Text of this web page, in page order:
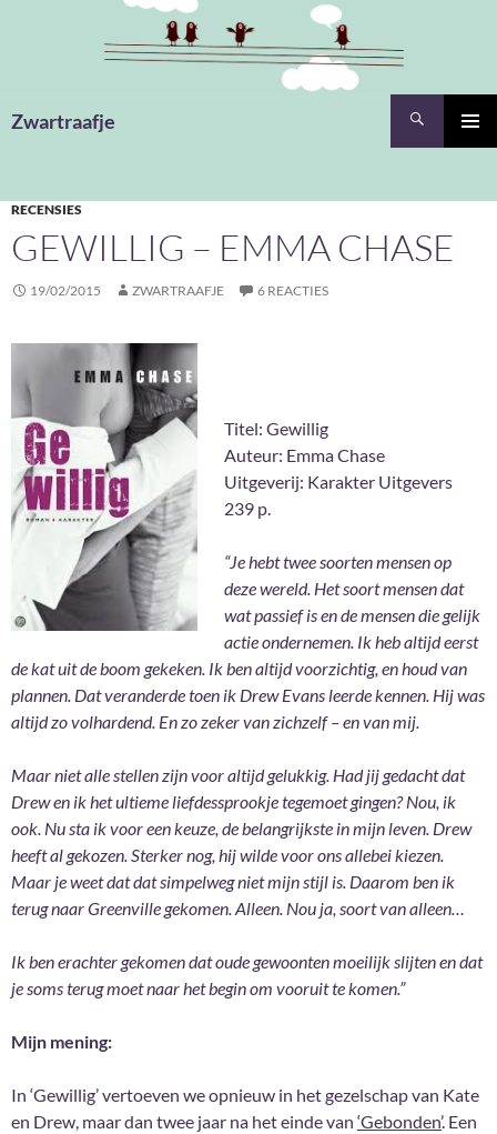
Zwartraafje
RECENSIES
GEWILLIG – EMMA CHASE
19/02/2015 ZWARTRAAFJE 6 REACTIES
Titel: Gewillig
Auteur: Emma Chase
Uitgeverij: Karakter Uitgevers
239 p.
“Je hebt twee soorten mensen op
deze wereld. Het soort mensen dat
wat passief is en de mensen die gelijk
actie ondernemen. Ik heb altijd eerst
de kat uit de boom gekeken. Ik ben altijd voorzichtig, en houd van
plannen. Dat veranderde toen ik Drew Evans leerde kennen. Hij was
altijd zo volhardend. En zo zeker van zichzelf – en van mij.
Maar niet alle stellen zijn voor altijd gelukkig. Had jij gedacht dat
Drew en ik het ultieme liefdessprookje tegemoet gingen? Nou, ik
ook. Nu sta ik voor een keuze, de belangrijkste in mijn leven. Drew
heeft al gekozen. Sterker nog, hij wilde voor ons allebei kiezen.
Maar je weet dat dat simpelweg niet mijn stijl is. Daarom ben ik
terug naar Greenville gekomen. Alleen. Nou ja, soort van alleen…
Ik ben erachter gekomen dat oude gewoonten moeilijk slijten en dat
je soms terug moet naar het begin om vooruit te komen.”
Mijn mening:
In ‘Gewillig’ vertoeven we opnieuw in het gezelschap van Kate
en Drew, maar dan twee jaar na het einde van ‘Gebonden’. Een